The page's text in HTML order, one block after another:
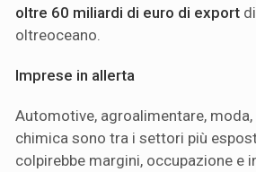
oltre 60 miliardi di euro di export
oltreoceano.
Imprese in allerta
Automotive, agroalimentare,
chimica sono tra i settori più
colpirebbe margini, occupazione e